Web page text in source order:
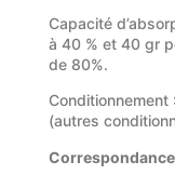
Capacité
à 40 % et 40 gr
de 80%.
Conditionnement
(autres
Correspondance